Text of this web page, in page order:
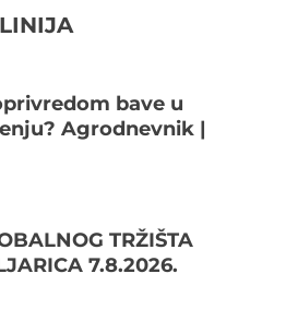
bave u
Agrodnevnik |
TRŽIŠTA
7.8.2026.